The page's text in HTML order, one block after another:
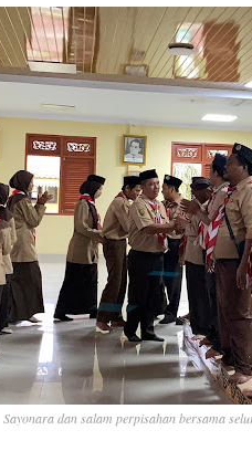
Sayonara dan salam perpisahan bersama